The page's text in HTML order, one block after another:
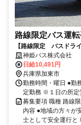
路線限定バス運
【路線限定 バスド
験歓迎
神姫バス株式会社
日給10,491円
兵庫県加東市
勤務時間・曜日 ●勤
定勤務 ※１日の所定
募集要項 職種 路線
内容 ●地域の方々が
士として安全運行と